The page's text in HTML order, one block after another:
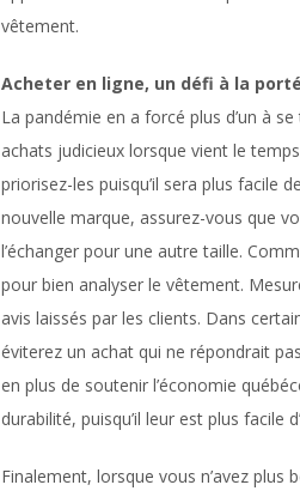
vêtement.
Acheter en ligne, un défi à la
La pandémie en a forcé plus d’un à
achats judicieux lorsque vient le
priorisez-les puisqu’il sera plus facile
nouvelle marque, assurez-vous que
l’échanger pour une autre taille.
pour bien analyser le vêtement.
avis laissés par les clients. Dans
éviterez un achat qui ne répondrait
en plus de soutenir l’économie
durabilité, puisqu’il leur est plus facile
Finalement, lorsque vous n’avez